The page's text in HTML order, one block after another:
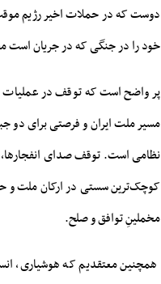
دوست که در حملات اخیر رژیم موقت
خود را در جنگی که در جریان است
پر واضح است که توقف در عملیات
مسیر ملت ایران و فرصتی برای دو
نظامی است. توقف صدای انفجارها،
کوچک‌ترین سستی در ارکان ملت
مخملینِ توافق و صلح.
همچنین معتقدیم که هوشیاری،